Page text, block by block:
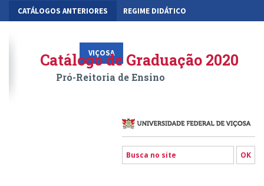
CATÁLOGOS ANTERIORES REGIME DIDÁTICO
VIÇOSA RIO PARANAÍBA FLORESTAL
Catálogo de Graduação 2020
Pró-Reitoria de Ensino